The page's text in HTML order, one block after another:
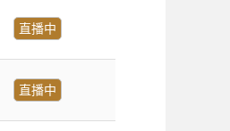
直播中
直播中